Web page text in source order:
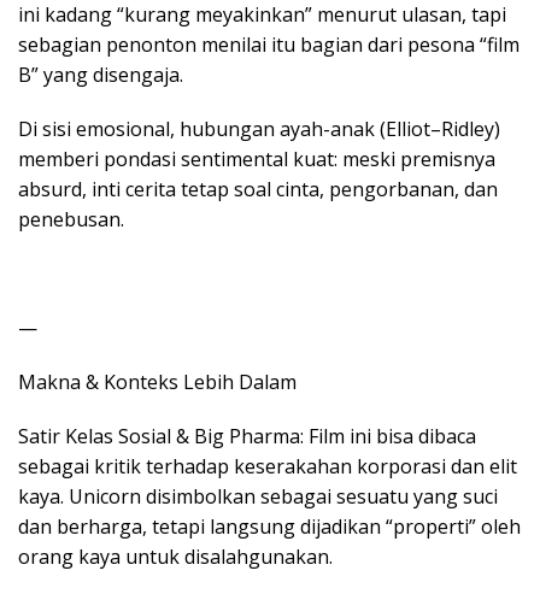
ini kadang “kurang meyakinkan” menurut ulasan, tapi
sebagian penonton menilai itu bagian dari pesona “film
B” yang disengaja.
Di sisi emosional, hubungan ayah-anak (Elliot–Ridley)
memberi pondasi sentimental kuat: meski premisnya
absurd, inti cerita tetap soal cinta, pengorbanan, dan
penebusan.
—
Makna & Konteks Lebih Dalam
Satir Kelas Sosial & Big Pharma: Film ini bisa dibaca
sebagai kritik terhadap keserakahan korporasi dan elit
kaya. Unicorn disimbolkan sebagai sesuatu yang suci
dan berharga, tetapi langsung dijadikan “properti” oleh
orang kaya untuk disalahgunakan.